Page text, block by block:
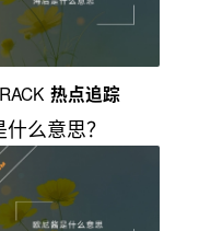
热点追踪
么意思？